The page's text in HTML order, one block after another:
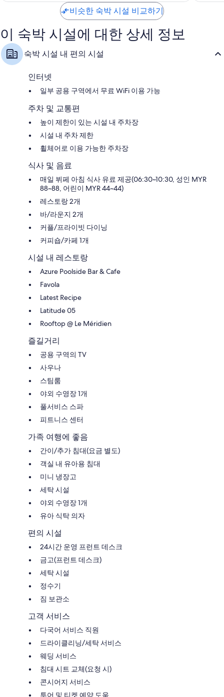
키
나
발
루
우
요,
이
용
후
기
륭
비슷한 숙박 시설 비교하기
이 숙박 시설에 대한 상세 정보
숙박 시설 내 편의 시설
인터넷
일부 공용 구역에서 무료 WiFi 이용 가능
주차 및 교통편
높이 제한이 있는 시설 내 주차장
시설 내 주차 제한
휠체어로 이용 가능한 주차장
식사 및 음료
매일 뷔페 아침 식사 유료 제공(06:30~10:30, 성인 MYR
88~88, 어린이 MYR 44~44)
레스토랑 2개
바/라운지 2개
커플/프라이빗 다이닝
커피숍/카페 1개
시설 내 레스토랑
Azure Poolside Bar & Cafe
Favola
Latest Recipe
Latitude 05
Rooftop @ Le Méridien
즐길거리
공용 구역의 TV
사우나
스팀룸
야외 수영장 1개
풀서비스 스파
피트니스 센터
가족 여행에 좋음
간이/추가 침대(요금 별도)
객실 내 유아용 침대
미니 냉장고
세탁 시설
야외 수영장 1개
유아 식탁 의자
편의 시설
24시간 운영 프런트 데스크
금고(프런트 데스크)
세탁 시설
정수기
짐 보관소
고객 서비스
다국어 서비스 직원
드라이클리닝/세탁 서비스
웨딩 서비스
침대 시트 교체(요청 시)
콘시어지 서비스
투어 및 티켓 예약 도움